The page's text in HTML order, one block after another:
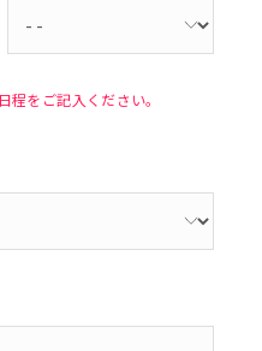
をご記入ください。